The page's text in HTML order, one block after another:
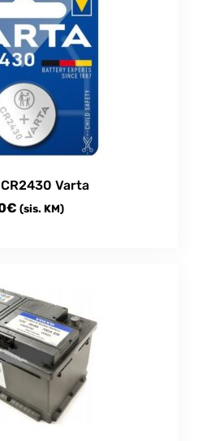
Varta
€ (sis. KM)